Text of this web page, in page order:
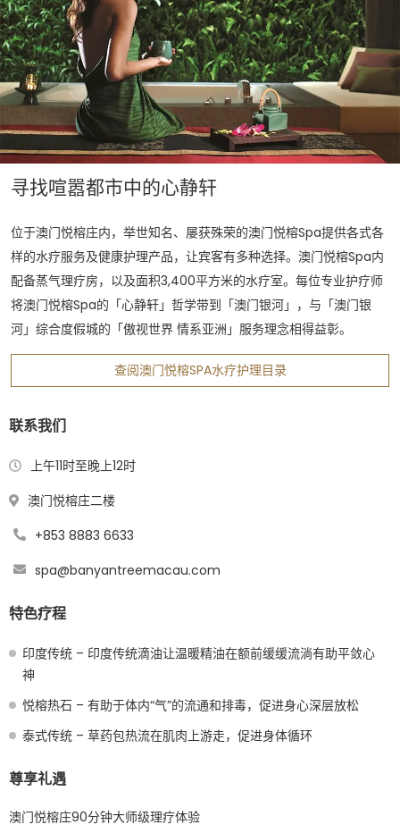
寻找喧嚣都市中的心静轩
位于澳门悦榕庄内，举世知名、屡获殊荣的澳门悦榕Spa提供各式各
样的水疗服务及健康护理产品，让宾客有多种选择。澳门悦榕Spa内
配备蒸气理疗房，以及面积3,400平方米的水疗室。每位专业护疗师
将澳门悦榕Spa的「心静轩」哲学带到「澳门银河」，与「澳门银
河」综合度假城的「傲视世界 情系亚洲」服务理念相得益彰。
查阅澳门悦榕SPA水疗护理目录
联系我们
上午11时至晚上12时
澳门悦榕庄二楼
+853 8883 6633
spa@banyantreemacau.com
特色疗程
印度传统 – 印度传统滴油让温暖精油在额前缓缓流淌有助平敛心
神
悦榕热石 – 有助于体内“气”的流通和排毒，促进身心深层放松
泰式传统 – 草药包热流在肌肉上游走，促进身体循环
尊享礼遇
澳门悦榕庄90分钟大师级理疗体验